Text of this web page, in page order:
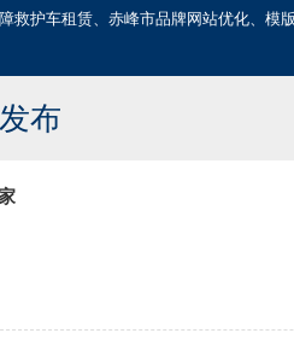
护车租赁、赤峰市品牌网站优化、模
布